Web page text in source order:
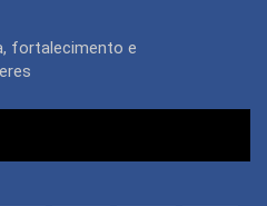
fortalecimento e